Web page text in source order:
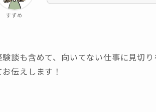
すずめ
験談も含めて、向いてない仕事に見切
お伝えします！